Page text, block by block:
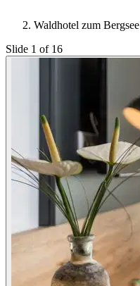
Waldhotel zum Bergsee
Slide 1 of 16